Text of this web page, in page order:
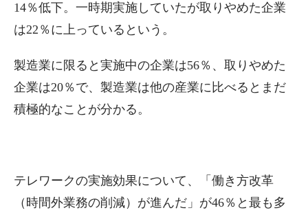
14％低下。一時期実施していたが取りやめた企業
は22％に上っているという。
製造業に限ると実施中の企業は56％、取りやめた
企業は20％で、製造業は他の産業に比べるとまだ
積極的なことが分かる。
テレワークの実施効果について、「働き方改革
（時間外業務の削減）が進んだ」が46％と最も多